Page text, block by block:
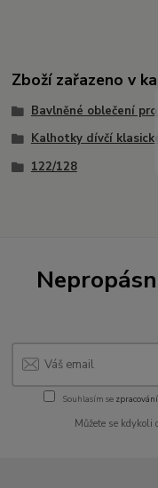
Zboží zařazeno v
Bavlněné oblečení pro
Kalhotky dívčí
122/128
Souhlasím se
Můžete se